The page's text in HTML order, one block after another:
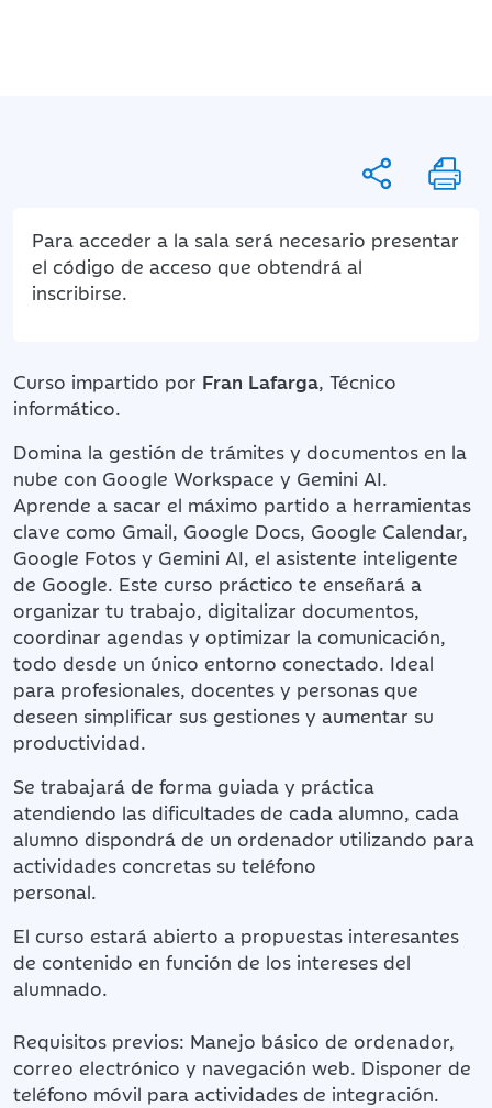
Para acceder a la sala será necesario presentar
el código de acceso que obtendrá al
inscribirse.
Curso impartido por Fran Lafarga, Técnico
informático.
Domina la gestión de trámites y documentos en la
nube con Google Workspace y Gemini AI.
Aprende a sacar el máximo partido a herramientas
clave como Gmail, Google Docs, Google Calendar,
Google Fotos y Gemini AI, el asistente inteligente
de Google. Este curso práctico te enseñará a
organizar tu trabajo, digitalizar documentos,
coordinar agendas y optimizar la comunicación,
todo desde un único entorno conectado. Ideal
para profesionales, docentes y personas que
deseen simplificar sus gestiones y aumentar su
productividad.
Se trabajará de forma guiada y práctica
atendiendo las dificultades de cada alumno, cada
alumno dispondrá de un ordenador utilizando para
actividades concretas su teléfono
personal.
El curso estará abierto a propuestas interesantes
de contenido en función de los intereses del
alumnado.
Requisitos previos: Manejo básico de ordenador,
correo electrónico y navegación web. Disponer de
teléfono móvil para actividades de integración.